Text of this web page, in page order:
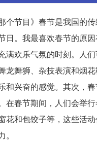
个节目》春节是我国的
日。我最喜欢春节的原
满欢乐气氛的时刻。人
龙舞狮、杂技表演和烟
和兴奋的感觉。其次，
在春节期间，人们会举
花和包饺子等，这些活